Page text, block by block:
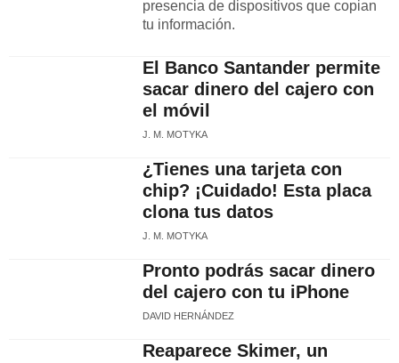
presencia de dispositivos que copian
tu información.
El Banco Santander permite
sacar dinero del cajero con
el móvil
J. M. MOTYKA
¿Tienes una tarjeta con
chip? ¡Cuidado! Esta placa
clona tus datos
J. M. MOTYKA
Pronto podrás sacar dinero
del cajero con tu iPhone
DAVID HERNÁNDEZ
Reaparece Skimer, un